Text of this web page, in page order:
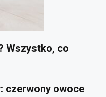
Wszystko, co
czerwony owoce